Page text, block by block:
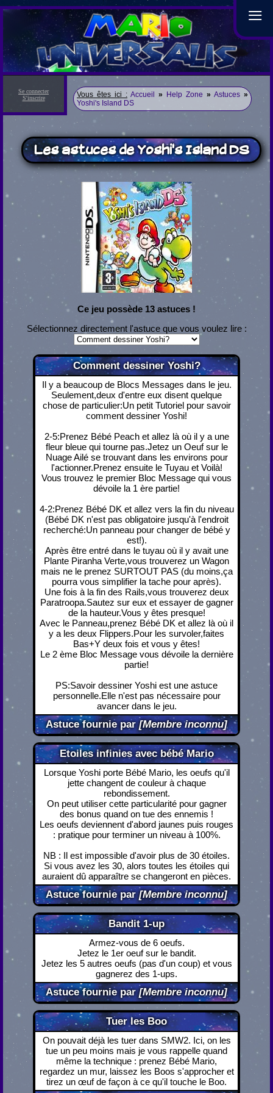
≡
Se connecter
S'inscrire
Vous êtes ici : Accueil » Help Zone » Astuces »
Yoshi's Island DS
Les astuces de Yoshi's Island DS
Ce jeu possède 13 astuces !
Sélectionnez directement l'astuce que vous voulez lire :
Comment dessiner Yoshi?
Astuce fournie par[Membre inconnu]
Il y a beaucoup de Blocs Messages dans le jeu.
Seulement,deux d'entre eux disent quelque
chose de particulier:Un petit Tutoriel pour savoir
comment dessiner Yoshi!
2-5:Prenez Bébé Peach et allez là où il y a une
fleur bleue qui tourne pas.Jetez un Oeuf sur le
Nuage Ailé se trouvant dans les environs pour
l'actionner.Prenez ensuite le Tuyau et Voilà!
Vous trouvez le premier Bloc Message qui vous
dévoile la 1 ère partie!
4-2:Prenez Bébé DK et allez vers la fin du niveau
(Bébé DK n'est pas obligatoire jusqu'à l'endroit
recherché:Un panneau pour changer de bébé y
est!).
Après être entré dans le tuyau où il y avait une
Plante Piranha Verte,vous trouverez un Wagon
mais ne le prenez SURTOUT PAS (du moins,ça
pourra vous simplifier la tache pour après).
Une fois à la fin des Rails,vous trouverez deux
Paratroopa.Sautez sur eux et essayer de gagner
de la hauteur.Vous y êtes presque!
Avec le Panneau,prenez Bébé DK et allez là où il
y a les deux Flippers.Pour les survoler,faites
Bas+Y deux fois et vous y êtes!
Le 2 ème Bloc Message vous dévoile la dernière
partie!
PS:Savoir dessiner Yoshi est une astuce
personnelle.Elle n'est pas nécessaire pour
avancer dans le jeu.
Etoiles infinies avec bébé Mario
Astuce fournie par[Membre inconnu]
Lorsque Yoshi porte Bébé Mario, les oeufs qu'il
jette changent de couleur à chaque
rebondissement.
On peut utiliser cette particularité pour gagner
des bonus quand on tue des ennemis !
Les oeufs deviennent d'abord jaunes puis rouges
: pratique pour terminer un niveau à 100%.
NB : Il est impossible d'avoir plus de 30 étoiles.
Si vous avez les 30, alors toutes les étoiles qui
auraient dû apparaître se changeront en pièces.
Bandit 1-up
Astuce fournie par[Membre inconnu]
Armez-vous de 6 oeufs.
Jetez le 1er oeuf sur le bandit.
Jetez les 5 autres oeufs (pas d'un coup) et vous
gagnerez des 1-ups.
Tuer les Boo
On pouvait déjà les tuer dans SMW2. Ici, on les
tue un peu moins mais je vous rappelle quand
même la technique : prenez Bébé Mario,
regardez un mur, laissez les Boos s'approcher et
tirez un œuf de façon à ce qu'il touche le Boo.